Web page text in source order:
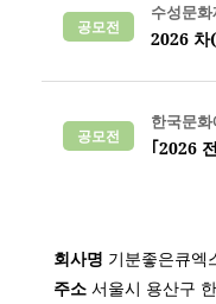
공모전
수성문
2026 차
공모전
한국문
｢2026
회사명 기분좋은큐엑
주소 서울시 용산구